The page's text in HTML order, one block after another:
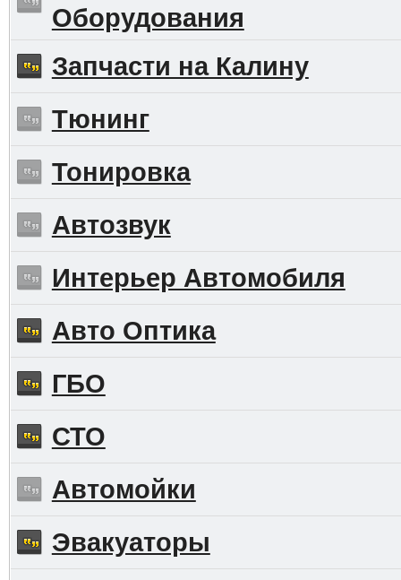
Оборудования
Запчасти на Калину
Тюнинг
Тонировка
Автозвук
Интерьер Автомобиля
Авто Оптика
ГБО
СТО
Автомойки
Эвакуаторы